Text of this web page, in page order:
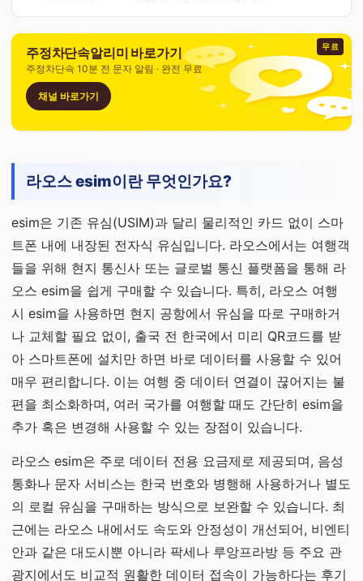
무료
주정차단속알리미 바로가기
주정차단속 10분 전 문자 알림 · 완전 무료
채널 바로가기
라오스 esim이란 무엇인가요?
esim은 기존 유심(USIM)과 달리 물리적인 카드 없이 스마
트폰 내에 내장된 전자식 유심입니다. 라오스에서는 여행객
들을 위해 현지 통신사 또는 글로벌 통신 플랫폼을 통해 라
오스 esim을 쉽게 구매할 수 있습니다. 특히, 라오스 여행
시 esim을 사용하면 현지 공항에서 유심을 따로 구매하거
나 교체할 필요 없이, 출국 전 한국에서 미리 QR코드를 받
아 스마트폰에 설치만 하면 바로 데이터를 사용할 수 있어
매우 편리합니다. 이는 여행 중 데이터 연결이 끊어지는 불
편을 최소화하며, 여러 국가를 여행할 때도 간단히 esim을
추가 혹은 변경해 사용할 수 있는 장점이 있습니다.
라오스 esim은 주로 데이터 전용 요금제로 제공되며, 음성
통화나 문자 서비스는 한국 번호와 병행해 사용하거나 별도
의 로컬 유심을 구매하는 방식으로 보완할 수 있습니다. 최
근에는 라오스 내에서도 속도와 안정성이 개선되어, 비엔티
안과 같은 대도시뿐 아니라 팍세나 루앙프라방 등 주요 관
광지에서도 비교적 원활한 데이터 접속이 가능하다는 후기